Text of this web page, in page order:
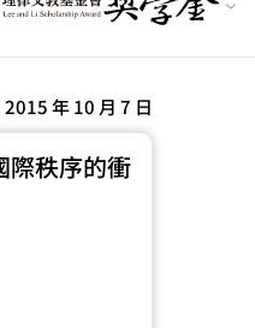
2015 年 10 月 7 日
際秩序的衝